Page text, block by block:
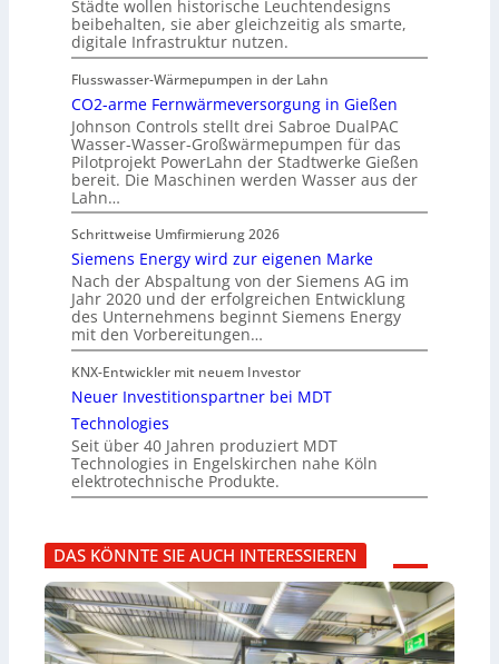
Städte wollen historische Leuchtendesigns
beibehalten, sie aber gleichzeitig als smarte,
digitale Infrastruktur nutzen.
Flusswasser-Wärmepumpen in der Lahn
CO2-arme Fernwärmeversorgung in Gießen
Johnson Controls stellt drei Sabroe DualPAC
Wasser-Wasser-Großwärmepumpen für das
Pilotprojekt PowerLahn der Stadtwerke Gießen
bereit. Die Maschinen werden Wasser aus der
Lahn…
Schrittweise Umfirmierung 2026
Siemens Energy wird zur eigenen Marke
Nach der Abspaltung von der Siemens AG im
Jahr 2020 und der erfolgreichen Entwicklung
des Unternehmens beginnt Siemens Energy
mit den Vorbereitungen…
KNX-Entwickler mit neuem Investor
Neuer Investitionspartner bei MDT
Technologies
Seit über 40 Jahren produziert MDT
Technologies in Engelskirchen nahe Köln
elektrotechnische Produkte.
DAS KÖNNTE SIE AUCH INTERESSIEREN